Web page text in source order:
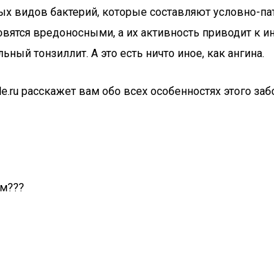
видов бактерий, которые составляют
вредоносными, а их активность приводит к
тонзиллит. А это есть ничто иное, как ангина.
расскажет вам обо всех особенностях этого